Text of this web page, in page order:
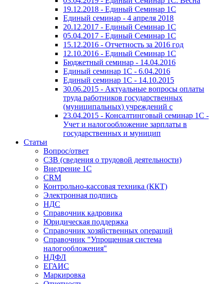
19.12.2018 - Единый Семинар 1С
Единый семинар - 4 апреля 2018
20.12.2017 - Единый Семинар 1С
05.04.2017 - Единый Семинар 1С
15.12.2016 - Отчетность за 2016 год
12.10.2016 - Единый Семинар 1С
Бюджетный семинар - 14.04.2016
Единый семинар 1С - 6.04.2016
Единый семинар 1С - 14.10.2015
30.06.2015 - Актуальные вопросы оплаты
труда работников государственных
(муниципальных) учреждений с
23.04.2015 - Консалтинговый семинар 1С -
Учет и налогообложение зарплаты в
государственных и муницип
Статьи
Вопрос/ответ
СЗВ (сведения о трудовой деятельности)
Внедрение 1С
CRM
Контрольно-кассовая техника (ККТ)
Электронная подпись
НДС
Справочник кадровика
Юридическая поддержка
Справочник хозяйственных операций
Справочник "Упрощенная система
налогообложения"
НДФЛ
ЕГАИС
Маркировка